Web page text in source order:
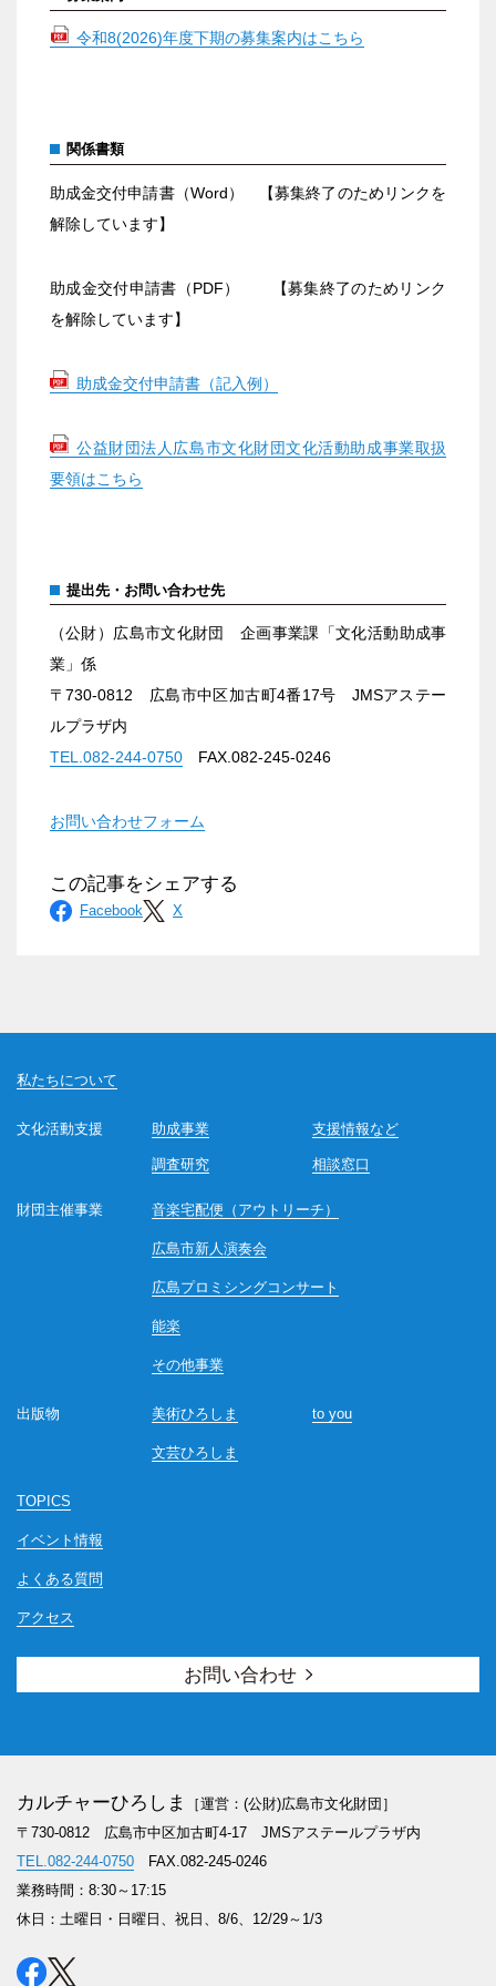
令和8(2026)年度下期の募集案内はこちら
関係書類
助成金交付申請書（Word） 【募集終了のためリンクを
解除しています】
助成金交付申請書（PDF） 【募集終了のためリンク
を解除しています】
助成金交付申請書（記入例）
公益財団法人広島市文化財団文化活動助成事業取扱
要領はこちら
提出先・お問い合わせ先
（公財）広島市文化財団 企画事業課「文化活動助成事
業」係
〒730-0812 広島市中区加古町4番17号 JMSアステー
ルプラザ内
TEL.082-244-0750FAX.082-245-0246
お問い合わせフォーム
私たちについて
文化活動支援 助成事業
調査研究 相談窓口
支援情報など
財団主催事業 音楽宅配便（アウトリーチ）
広島市新人演奏会
広島プロミシングコンサート
能楽
その他事業
出版物 美術ひろしま
文芸ひろしま
to you
TOPICS
イベント情報
よくある質問
アクセス
お問い合わせ
カルチャーひろしま
［運営：(公財)広島市文化財団］
〒730-0812 広島市中区加古町4-17 JMSアステールプラザ内
TEL.082-244-0750FAX.082-245-0246
業務時間：8:30～17:15
休日：土曜日・日曜日、祝日、8/6、12/29～1/3